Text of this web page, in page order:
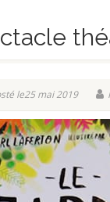
le25 mai 2019